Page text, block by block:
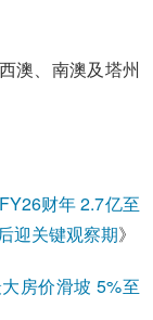
澳、南澳及塔州
财年 2.7亿至
迎关键观察期》
房价滑坡 5%至